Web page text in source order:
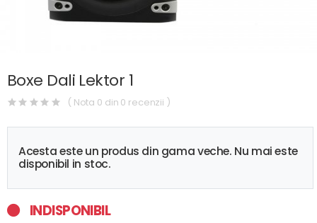
Boxe Dali Lektor 1
( Nota 0 din 0 recenzii )
Acesta este un produs din gama veche. Nu mai este
disponibil in stoc.
INDISPONIBIL